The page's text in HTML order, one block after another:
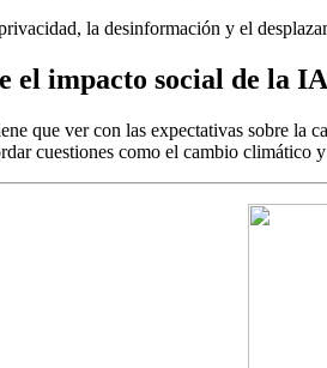
la desinformación y el
el impacto social de la IA
que ver con las expectativas sobre
cuestiones como el cambio climático